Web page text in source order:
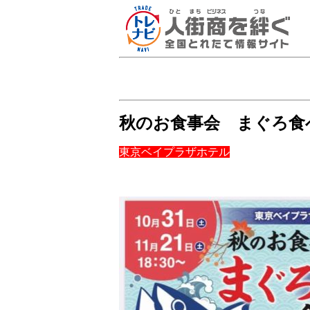
秋のお食事会 まぐろ食
東京ベイプラザホテル